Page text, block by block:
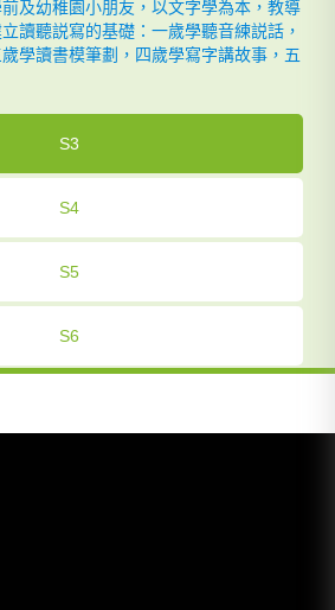
及幼稚園小朋友，以文字學為本，教導
讀聽説寫的基礎：一歲學聽音練説話，
學讀書模筆劃，四歲學寫字講故事，五
S3
S4
S5
S6